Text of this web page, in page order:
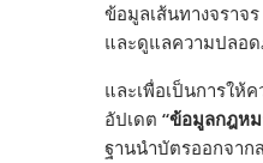
ข้อมูลเส้นทางจราจ
และดูแลความปลอ
และเพื่อเป็นการให้
อัปเดต “ข้อมูลกฎหม
ฐานนำบัตรออกจาก